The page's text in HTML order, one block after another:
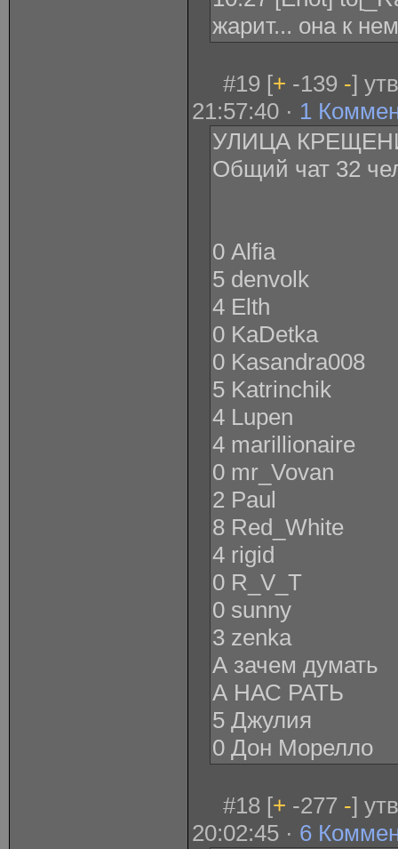
жарит... она к
#19 [+ -139 -]
21:57:40 · 1
УЛИЦА
Общий чат 32
0 Alfia
5 denvolk
4 Elth
0 KaDetka
0 Kasandra008
5 Katrinchik
4 Lupen
4 marillionaire
0 mr_Vovan
2 Paul
8 Red_White
4 rigid
0 R_V_T
0 sunny
3 zenka
А зачем думать
А НАС РАТЬ
5 Джулия
0 Дон Морелло
#18 [+ -277 -]
20:02:45 · 6